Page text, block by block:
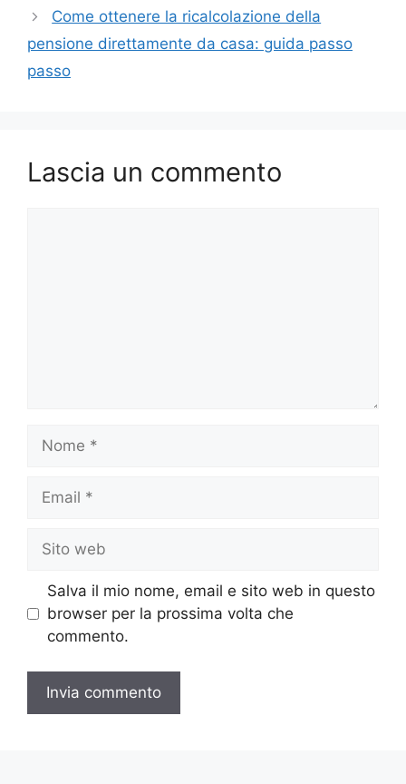
Come ottenere la ricalcolazione della
pensione direttamente da casa: guida passo
passo
Lascia un commento
Nome
Email
Sito
web
Salva il mio nome, email e sito web in questo
browser per la prossima volta che
commento.